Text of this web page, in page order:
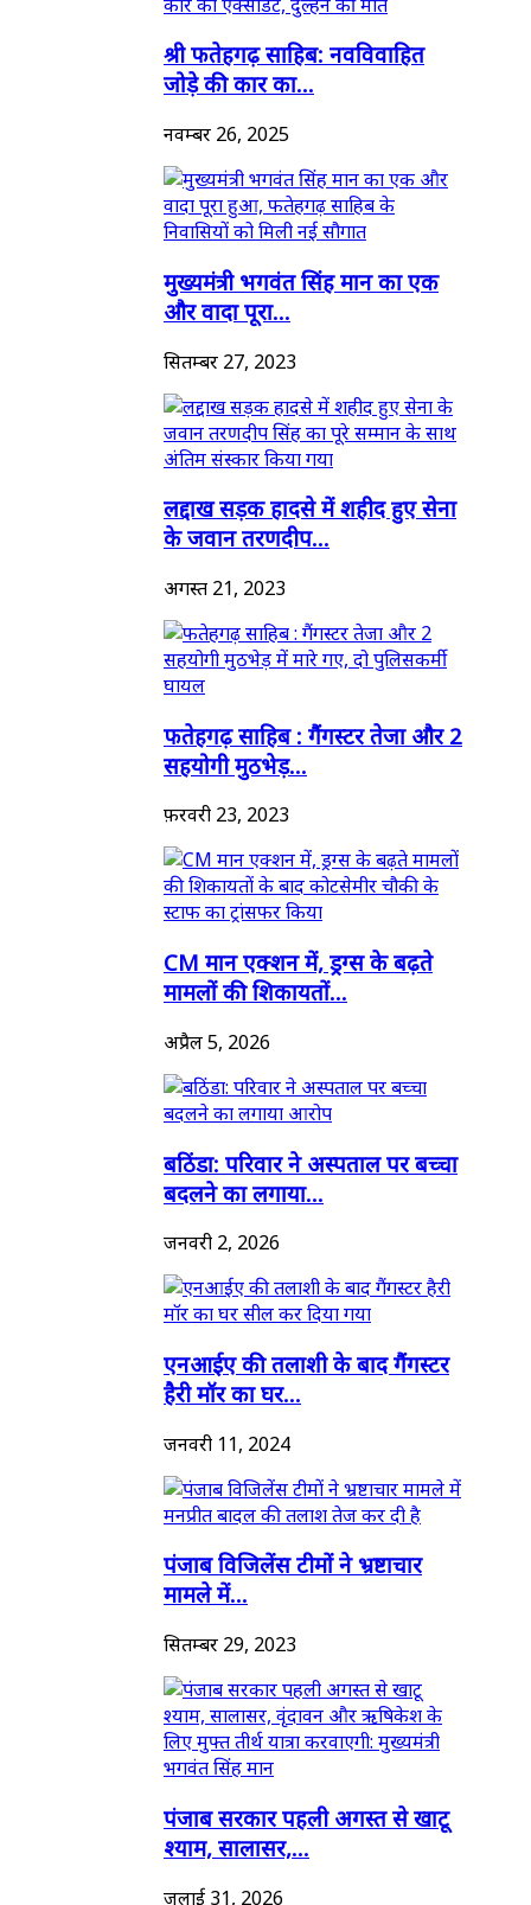
श्री फतेहगढ़ साहिब: नवविवाहित
जोड़े की कार का...
नवम्बर 26, 2025
मुख्यमंत्री भगवंत सिंह मान का एक
और वादा पूरा...
सितम्बर 27, 2023
लद्दाख सड़क हादसे में शहीद हुए सेना
के जवान तरणदीप...
अगस्त 21, 2023
फतेहगढ़ साहिब : गैंगस्टर तेजा और 2
सहयोगी मुठभेड़...
फ़रवरी 23, 2023
CM मान एक्शन में, ड्रग्स के बढ़ते
मामलों की शिकायतों...
अप्रैल 5, 2026
बठिंडा: परिवार ने अस्पताल पर बच्चा
बदलने का लगाया...
जनवरी 2, 2026
एनआईए की तलाशी के बाद गैंगस्टर
हैरी मॉर का घर...
जनवरी 11, 2024
पंजाब विजिलेंस टीमों ने भ्रष्टाचार
मामले में...
सितम्बर 29, 2023
पंजाब सरकार पहली अगस्त से खाटू
श्याम, सालासर,...
जुलाई 31, 2026